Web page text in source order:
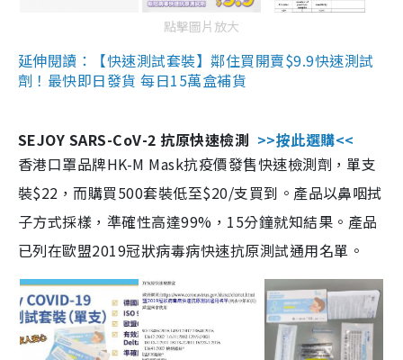
點擊圖片放大
延伸閱讀：【快速測試套裝】鄰住買開賣$9.9快速測試
劑！最快即日發貨 每日15萬盒補貨
SEJOY SARS-CoV-2 抗原快速檢測 >>按此選購<<
香港口罩品牌HK-M Mask抗疫價發售快速檢測劑，單支
裝$22，而購買500套裝低至$20/支買到。產品以鼻咽拭
子方式採樣，準確性高達99%，15分鐘就知結果。產品
已列在歐盟2019冠狀病毒病快速抗原測試通用名單。